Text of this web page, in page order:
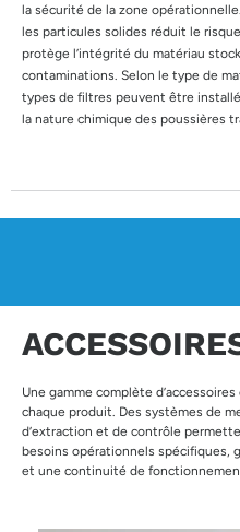
la sécurité de la zone
les particules solides réduit le
protège l’intégrité du matériau
contaminations. Selon le type de
types de filtres peuvent être
la nature chimique des poussières
Une gamme complète
chaque produit. Des systèmes de
d’extraction et de contrôle
besoins opérationnels spécifiques,
et une continuité de